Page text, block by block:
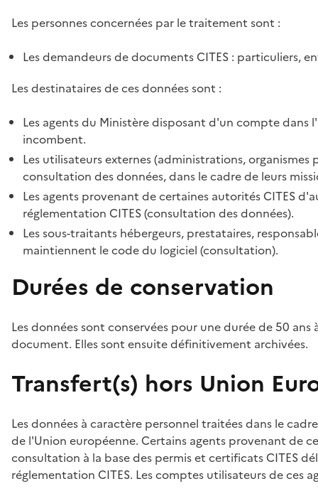
Les personnes concernées par le traitement sont :
Les demandeurs de documents CITES : particuliers,
Les destinataires de ces données sont :
Les agents du Ministère disposant d'un compte
incombent.
Les utilisateurs externes (administrations,
consultation des données, dans le cadre de leurs
Les agents provenant de certaines autorités CITES
réglementation CITES (consultation des données).
Les sous-traitants hébergeurs, prestataires,
maintiennent le code du logiciel (consultation).
Durées de conservation
Les données sont conservées pour une durée de 50
document. Elles sont ensuite définitivement archivées.
Transfert(s) hors Union
Les données à caractère personnel traitées dans le
de l'Union européenne. Certains agents provenant de
consultation à la base des permis et certificats CITES
réglementation CITES. Les comptes utilisateurs de ces